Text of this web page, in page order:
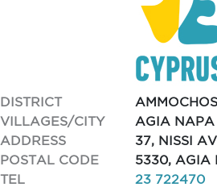
DISTRICT
VILLAGES/CITY
AGIA NAPA
ADDRESS
37, NISSI
POSTAL CODE
5330, AGIA
TEL
23 722470